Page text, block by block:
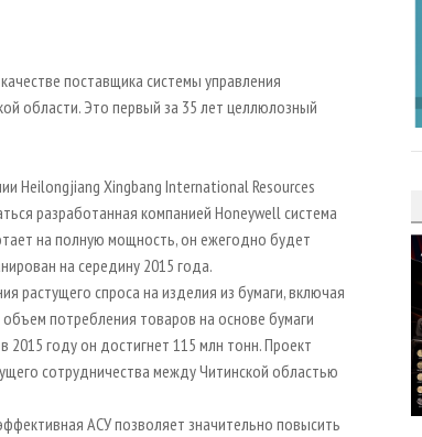
поставщика системы управления
области. Это первый за 35 лет целлюлозный
Heilongjiang Xingbang International Resources
разработанная компанией Honeywell система
на полную мощность, он ежегодно будет
на середину 2015 года.
растущего спроса на изделия из бумаги, включая
потребления товаров на основе бумаги
году он достигнет 115 млн тонн. Проект
сотрудничества между Читинской областью
АСУ позволяет значительно повысить